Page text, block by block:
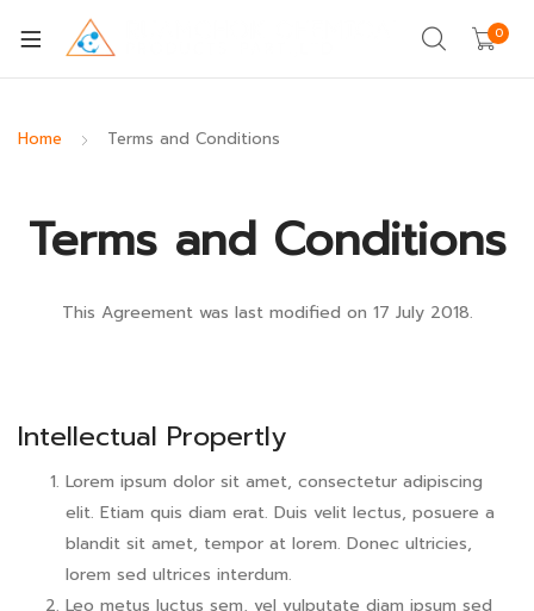
0
Home Terms and Conditions
Terms and Conditions
This Agreement was last modified on 17 July 2018.
Intellectual Propertly
Lorem ipsum dolor sit amet, consectetur adipiscing
elit. Etiam quis diam erat. Duis velit lectus, posuere a
blandit sit amet, tempor at lorem. Donec ultricies,
lorem sed ultrices interdum.
Leo metus luctus sem, vel vulputate diam ipsum sed